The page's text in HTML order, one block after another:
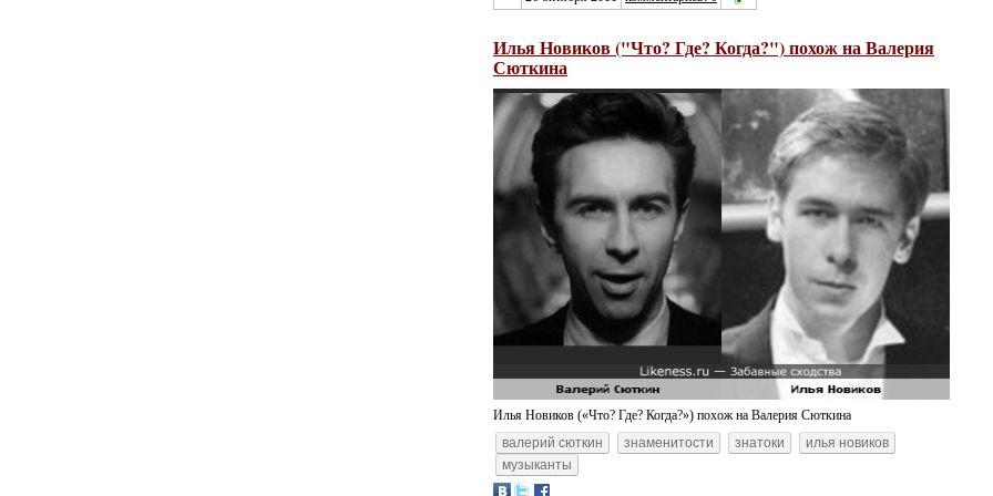
Илья Новиков ("Что? Где? Когда?") похож на Валерия
Сюткина
Илья Новиков («Что? Где? Когда?») похож на Валерия Сюткина
валерий сюткин
знаменитости знатоки
илья новиков
музыканты